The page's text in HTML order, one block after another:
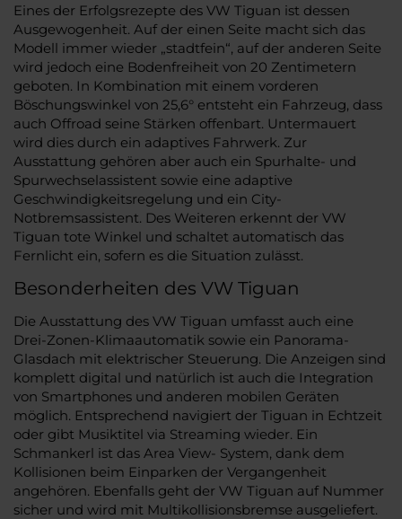
Eines der Erfolgsrezepte des VW Tiguan ist dessen
Ausgewogenheit. Auf der einen Seite macht sich das
Modell immer wieder „stadtfein“, auf der anderen Seite
wird jedoch eine Bodenfreiheit von 20 Zentimetern
geboten. In Kombination mit einem vorderen
Böschungswinkel von 25,6° entsteht ein Fahrzeug, dass
auch Offroad seine Stärken offenbart. Untermauert
wird dies durch ein adaptives Fahrwerk. Zur
Ausstattung gehören aber auch ein Spurhalte- und
Spurwechselassistent sowie eine adaptive
Geschwindigkeitsregelung und ein City-
Notbremsassistent. Des Weiteren erkennt der VW
Tiguan tote Winkel und schaltet automatisch das
Fernlicht ein, sofern es die Situation zulässt.
Besonderheiten des VW Tiguan
Die Ausstattung des VW Tiguan umfasst auch eine
Drei-Zonen-Klimaautomatik sowie ein Panorama-
Glasdach mit elektrischer Steuerung. Die Anzeigen sind
komplett digital und natürlich ist auch die Integration
von Smartphones und anderen mobilen Geräten
möglich. Entsprechend navigiert der Tiguan in Echtzeit
oder gibt Musiktitel via Streaming wieder. Ein
Schmankerl ist das Area View- System, dank dem
Kollisionen beim Einparken der Vergangenheit
angehören. Ebenfalls geht der VW Tiguan auf Nummer
sicher und wird mit Multikollisionsbremse ausgeliefert.